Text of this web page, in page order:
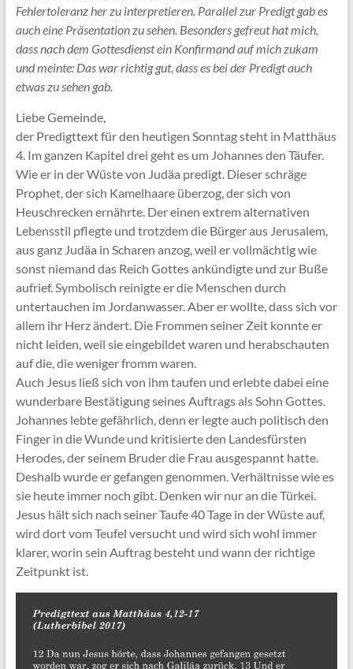
Fehlertoleranz her zu interpretieren. Parallel zur Predigt gab es
auch eine Präsentation zu sehen. Besonders gefreut hat mich,
dass nach dem Gottesdienst ein Konfirmand auf mich zukam
und meinte: Das war richtig gut, dass es bei der Predigt auch
etwas zu sehen gab.
Liebe Gemeinde,
der Predigttext für den heutigen Sonntag steht in Matthäus
4. Im ganzen Kapitel drei geht es um Johannes den Täufer.
Wie er in der Wüste von Judäa predigt. Dieser schräge
Prophet, der sich Kamelhaare überzog, der sich von
Heuschrecken ernährte. Der einen extrem alternativen
Lebensstil pflegte und trotzdem die Bürger aus Jerusalem,
aus ganz Judäa in Scharen anzog, weil er vollmächtig wie
sonst niemand das Reich Gottes ankündigte und zur Buße
aufrief. Symbolisch reinigte er die Menschen durch
untertauchen im Jordanwasser. Aber er wollte, dass sich vor
allem ihr Herz ändert. Die Frommen seiner Zeit konnte er
nicht leiden, weil sie eingebildet waren und herabschauten
auf die, die weniger fromm waren.
Auch Jesus ließ sich von ihm taufen und erlebte dabei eine
wunderbare Bestätigung seines Auftrags als Sohn Gottes.
Johannes lebte gefährlich, denn er legte auch politisch den
Finger in die Wunde und kritisierte den Landesfürsten
Herodes, der seinem Bruder die Frau ausgespannt hatte.
Deshalb wurde er gefangen genommen. Verhältnisse wie es
sie heute immer noch gibt. Denken wir nur an die Türkei.
Jesus hält sich nach seiner Taufe 40 Tage in der Wüste auf,
wird dort vom Teufel versucht und wird sich wohl immer
klarer, worin sein Auftrag besteht und wann der richtige
Zeitpunkt ist.